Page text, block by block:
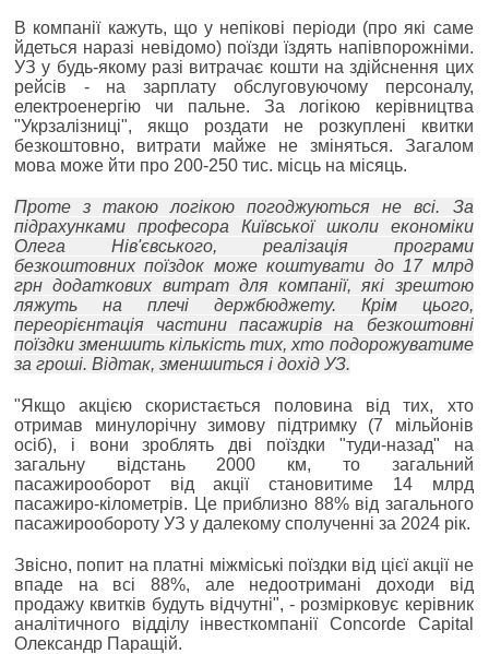
В компанії кажуть, що у непікові періоди (про які саме
йдеться наразі невідомо) поїзди їздять напівпорожніми.
УЗ у будь-якому разі витрачає кошти на здійснення цих
рейсів - на зарплату обслуговуючому персоналу,
електроенергію чи пальне. За логікою керівництва
"Укрзалізниці", якщо роздати не розкуплені квитки
безкоштовно, витрати майже не зміняться. Загалом
мова може йти про 200-250 тис. місць на місяць.
Проте з такою логікою погоджуються не всі. За
підрахунками професора Київської школи економіки
Олега Нів'євського, реалізація програми
безкоштовних поїздок може коштувати до 17 млрд
грн додаткових витрат для компанії, які зрештою
ляжуть на плечі держбюджету. Крім цього,
переорієнтація частини пасажирів на безкоштовні
поїздки зменшить кількість тих, хто подорожуватиме
за гроші. Відтак, зменшиться і дохід УЗ.
"Якщо акцією скористається половина від тих, хто
отримав минулорічну зимову підтримку (7 мільйонів
осіб), і вони зроблять дві поїздки "туди-назад" на
загальну відстань 2000 км, то загальний
пасажирооборот від акції становитиме 14 млрд
пасажиро-кілометрів. Це приблизно 88% від загального
пасажирообороту УЗ у далекому сполученні за 2024 рік.
Звісно, попит на платні міжміські поїздки від цієї акції не
впаде на всі 88%, але недоотримані доходи від
продажу квитків будуть відчутні", - розмірковує керівник
аналітичного відділу інвесткомпанії Concorde Capital
Олександр Паращій.